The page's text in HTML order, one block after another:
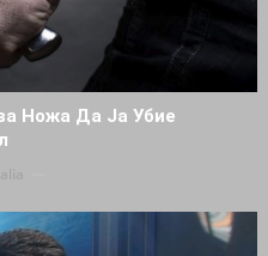
Ножа Да Ја Убие